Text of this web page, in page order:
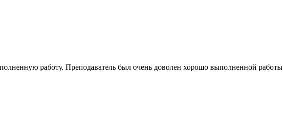
работу. Преподаватель был очень доволен хорошо выполненной работы